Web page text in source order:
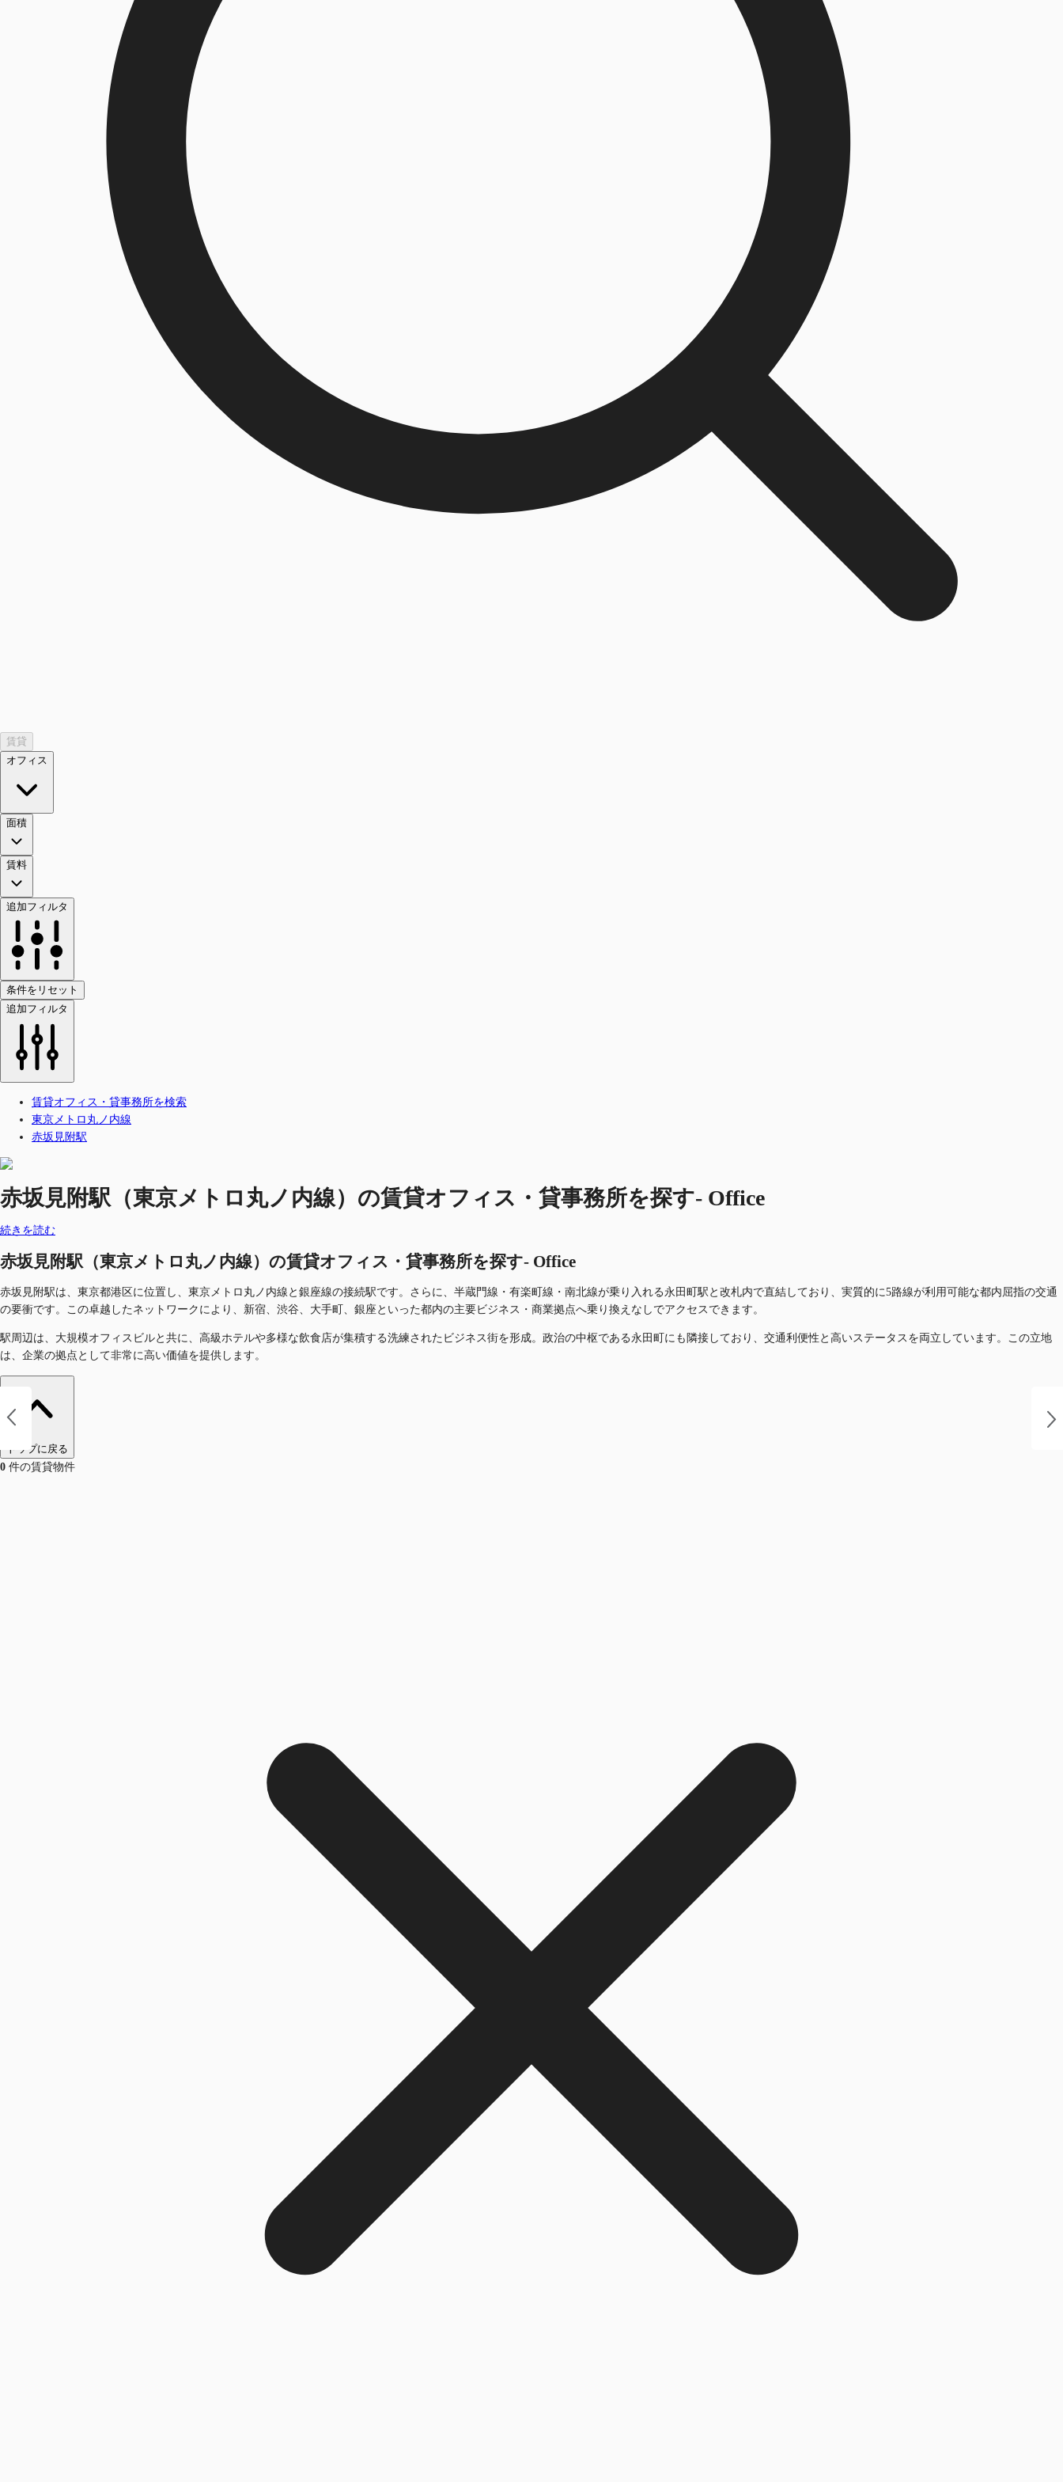
賃貸
オフィス
面積
賃料
追加フィルタ
条件をリセット
追加フィルタ
賃貸オフィス・貸事務所を検索
東京メトロ丸ノ内線
赤坂見附駅
赤坂見附駅（東京メトロ丸ノ内線）の賃貸オフィス・貸事務所を探す- Office
続きを読む
赤坂見附駅（東京メトロ丸ノ内線）の賃貸オフィス・貸事務所を探す- Office
赤坂見附駅は、東京都港区に位置し、東京メトロ丸ノ内線と銀座線の接続駅です。さらに、半蔵門線・有楽町線・南北線が乗り入れる永田町駅と改札内で直結しており、実質的に5路線が利用可能な都内屈指の交通
の要衝です。この卓越したネットワークにより、新宿、渋谷、大手町、銀座といった都内の主要ビジネス・商業拠点へ乗り換えなしでアクセスできます。
駅周辺は、大規模オフィスビルと共に、高級ホテルや多様な飲食店が集積する洗練されたビジネス街を形成。政治の中枢である永田町にも隣接しており、交通利便性と高いステータスを両立しています。この立地
は、企業の拠点として非常に高い価値を提供します。
トップに戻る
0 件の賃貸物件